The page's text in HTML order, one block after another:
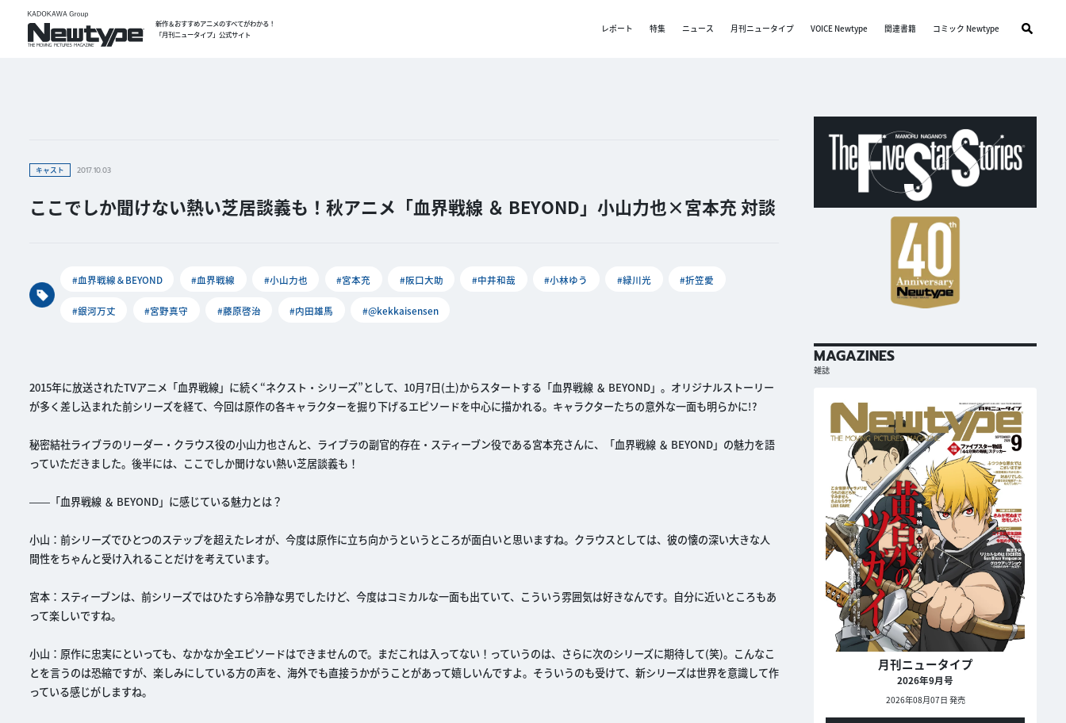
新作＆おすすめアニメのすべてがわかる！
「月刊ニュータイプ」公式サイト
レポート 特集 ニュース 月刊ニュータイプ VOICE Newtype 関連書籍 コミック Newtype
キャスト 2017.10.03
ここでしか聞けない熱い芝居談義も！秋アニメ「血界戦線 ＆ BEYOND」小山力也×宮本充 対談
#血界戦線＆BEYOND #血界戦線 #小山力也 #宮本充 #阪口大助 #中井和哉 #小林ゆう #緑川光 #折笠愛
#銀河万丈 #宮野真守 #藤原啓治 #内田雄馬 #@kekkaisensen
2015年に放送されたTVアニメ「血界戦線」に続く“ネクスト・シリーズ”として、10月7日(土)からスタートする「血界戦線 ＆ BEYOND」。オリジナルストーリー
が多く差し込まれた前シリーズを経て、今回は原作の各キャラクターを掘り下げるエピソードを中心に描かれる。キャラクターたちの意外な一面も明らかに!?
秘密結社ライブラのリーダー・クラウス役の小山力也さんと、ライブラの副官的存在・スティーブン役である宮本充さんに、「血界戦線 ＆ BEYOND」の魅力を語
っていただきました。後半には、ここでしか聞けない熱い芝居談義も！
――「血界戦線 ＆ BEYOND」に感じている魅力とは？
小山：前シリーズでひとつのステップを超えたレオが、今度は原作に立ち向かうというところが面白いと思いますね。クラウスとしては、彼の懐の深い大きな人
間性をちゃんと受け入れることだけを考えています。
宮本：スティーブンは、前シリーズではひたすら冷静な男でしたけど、今度はコミカルな一面も出ていて、こういう雰囲気は好きなんです。自分に近いところもあ
って楽しいですね。
小山：原作に忠実にといっても、なかなか全エピソードはできませんので。まだこれは入ってない！っていうのは、さらに次のシリーズに期待して(笑)。こんなこ
とを言うのは恐縮ですが、楽しみにしている方の声を、海外でも直接うかがうことがあって嬉しいんですよ。そういうのも受けて、新シリーズは世界を意識して作
っている感じがしますね。
MAGAZINES
雑誌
月刊ニュータイプ
2026年9月号
2026年08月07日 発売